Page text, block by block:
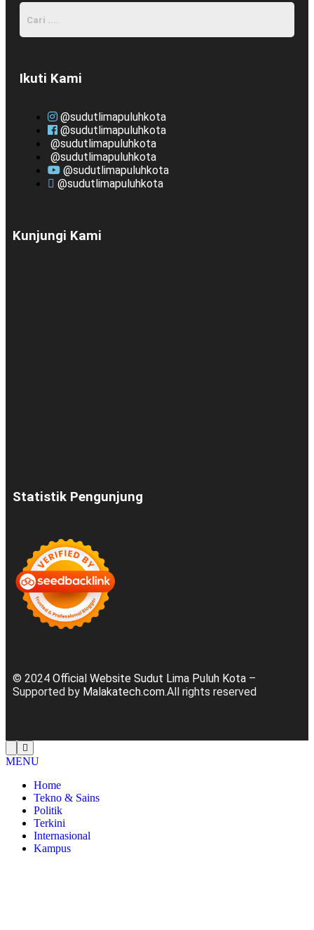
Ikuti Kami
@sudutlimapuluhkota
@sudutlimapuluhkota
@sudutlimapuluhkota
@sudutlimapuluhkota
@sudutlimapuluhkota
@sudutlimapuluhkota
Kunjungi Kami
Statistik Pengunjung
© 2024 Official Website Sudut Lima Puluh Kota –
Supported by Malakatech.com.All rights reserved
MENU
Home
Tekno & Sains
Politik
Terkini
Internasional
Kampus